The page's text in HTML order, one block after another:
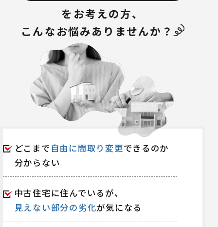
をお考えの方、
こんなお悩みありませんか？
どこまで 自由に間取り変更できるのか
分からない
中古住宅に住んでいるが、
見えない部分の劣化が気になる